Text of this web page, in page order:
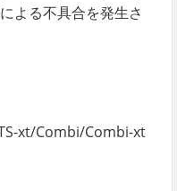
よる不具合を発生さ
xt/Combi/Combi-xt